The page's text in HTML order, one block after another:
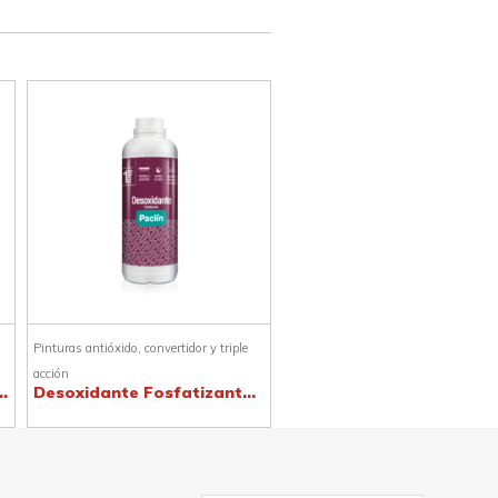
Solvente 1l
Pinturas antióxido, convertidor y triple
acción
Desoxidante Fosfatizante1l